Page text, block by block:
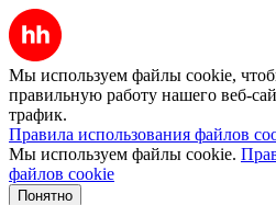
Мы используем файлы cookie,
правильную работу нашего веб-
трафик.
Правила использования файлов
Мы используем файлы cookie.
файлов cookie
Понятно